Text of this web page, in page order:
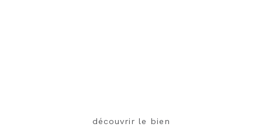
découvrir le bien